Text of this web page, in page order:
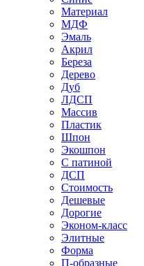
Материал
МДФ
Эмаль
Акрил
Береза
Дерево
Дуб
ЛДСП
Массив
Пластик
Шпон
Экошпон
С патиной
ДСП
Стоимость
Дешевые
Дорогие
Эконом-класс
Элитные
Форма
П-образные